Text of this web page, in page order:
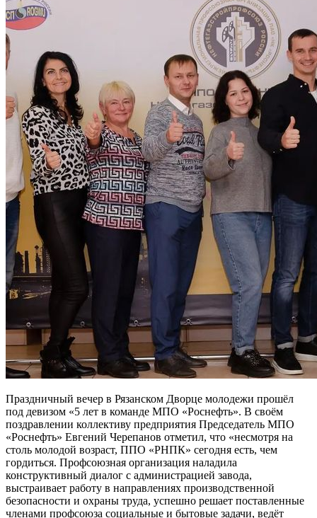
Праздничный вечер в Рязанском Дворце молодежи прошёл
под девизом «5 лет в команде МПО «Роснефть». В своём
поздравлении коллективу предприятия Председатель МПО
«Роснефть» Евгений Черепанов отметил, что «несмотря на
столь молодой возраст, ППО «РНПК» сегодня есть, чем
гордиться. Профсоюзная организация наладила
конструктивный диалог с администрацией завода,
выстраивает работу в направлениях производственной
безопасности и охраны труда, успешно решает поставленные
членами профсоюза социальные и бытовые задачи, ведёт